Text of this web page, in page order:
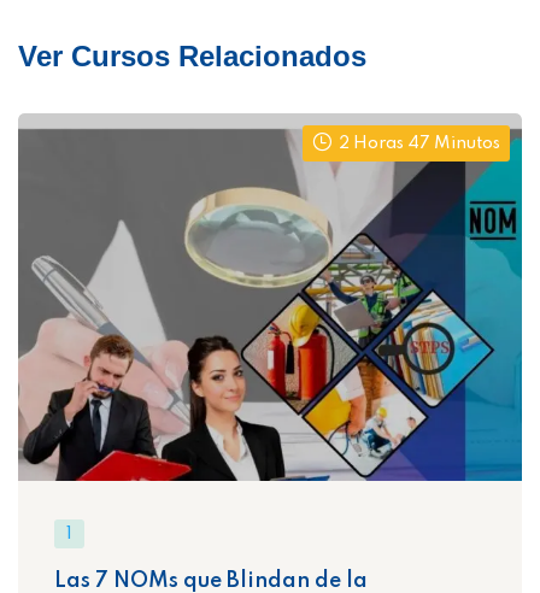
Ver Cursos Relacionados
2 Horas 47 Minutos
Las 7 NOMs que Blindan de la